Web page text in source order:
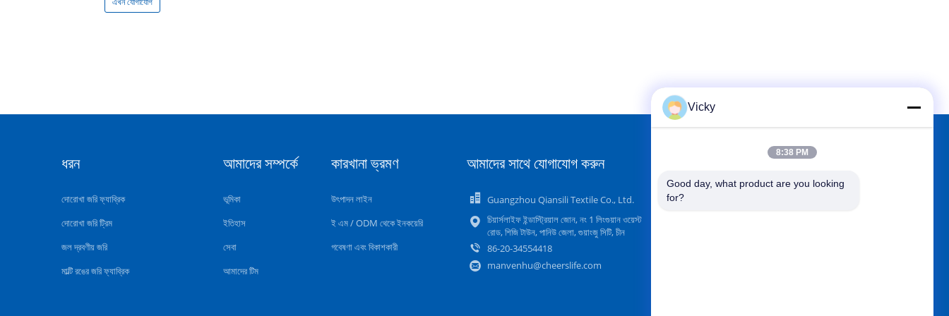
ধরন
দোরোখা জরি ফ্যাব্রিক
দোরোখা জরি ট্রিম
জল দ্রবণীয় জরি
মাল্টি রঙের জরি ফ্যাব্রিক
আমাদের সম্পর্কে
ভূমিকা
ইতিহাস
সেবা
আমাদের টিম
কারখানা ভ্রমণ
উৎপাদন লাইন
ই এম / ODM থেকে ইনকয়েরি
গবেষণা এবং বিকাশকারী
আমাদের সাথে যোগাযোগ করুন
Guangzhou Qiansili Textile Co., Ltd.
চিয়ার্সলাইফ ইন্ডাস্ট্রিয়াল জোন, নং 1 লিংগুয়ান ওয়েস্ট
রোড, শিজি টাউন, পানিউ জেলা, গুয়াংজু সিটি, চীন
86-20-34554418
manvenhu@cheerslife.com
Vicky
8:38 PM
Good day, what product are you looking
for?